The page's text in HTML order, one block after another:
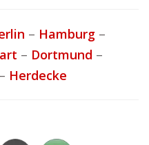
– Hamburg –
– Dortmund –
– Herdecke